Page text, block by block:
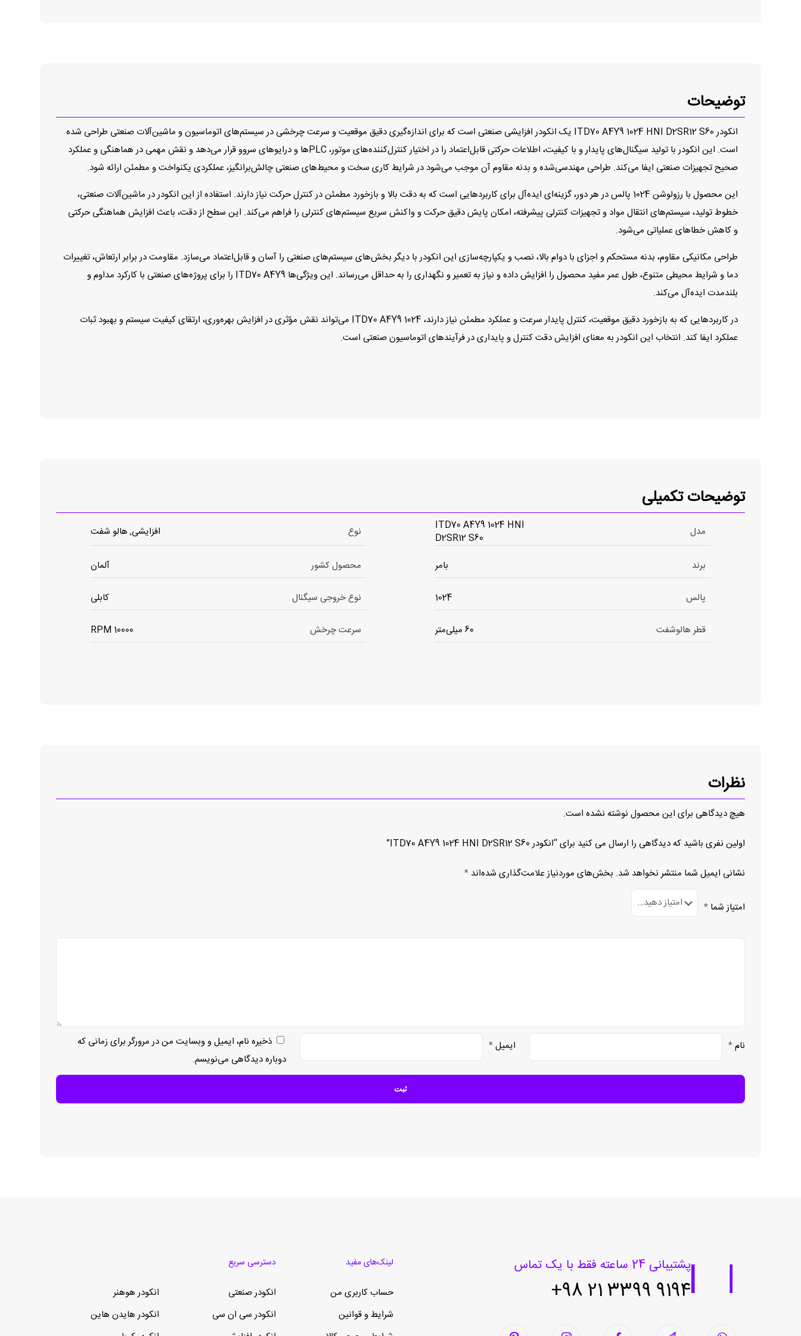
توضیحات
انکودر ITD70 A4Y9 1024 HNI D2SR12 S60 یک انکودر افزایشی صنعتی است که برای اندازه‌گیری دقیق موقعیت و سرعت چرخشی در سیستم‌های اتوماسیون و ماشین‌آلات صنعتی طراحی شده
است. این انکودر با تولید سیگنال‌های پایدار و با کیفیت، اطلاعات حرکتی قابل‌اعتماد را در اختیار کنترل‌کننده‌های موتور، PLCها و درایوهای سروو قرار می‌دهد و نقش مهمی در هماهنگی و عملکرد
صحیح تجهیزات صنعتی ایفا می‌کند. طراحی مهندسی‌شده و بدنه مقاوم آن موجب می‌شود در شرایط کاری سخت و محیط‌های صنعتی چالش‌برانگیز، عملکردی یکنواخت و مطمئن ارائه شود.
این محصول با رزولوشن 1024 پالس در هر دور، گزینه‌ای ایده‌آل برای کاربردهایی است که به دقت بالا و بازخورد مطمئن در کنترل حرکت نیاز دارند. استفاده از این انکودر در ماشین‌آلات صنعتی،
خطوط تولید، سیستم‌های انتقال مواد و تجهیزات کنترلی پیشرفته، امکان پایش دقیق حرکت و واکنش سریع سیستم‌های کنترلی را فراهم می‌کند. این سطح از دقت، باعث افزایش هماهنگی حرکتی
و کاهش خطاهای عملیاتی می‌شود.
طراحی مکانیکی مقاوم، بدنه مستحکم و اجزای با دوام بالا، نصب و یکپارچه‌سازی این انکودر با دیگر بخش‌های سیستم‌های صنعتی را آسان و قابل‌اعتماد می‌سازد. مقاومت در برابر ارتعاش، تغییرات
دما و شرایط محیطی متنوع، طول عمر مفید محصول را افزایش داده و نیاز به تعمیر و نگهداری را به حداقل می‌رساند. این ویژگی‌ها ITD70 A4Y9 را برای پروژه‌های صنعتی با کارکرد مداوم و
بلندمدت ایده‌آل می‌کند.
در کاربردهایی که به بازخورد دقیق موقعیت، کنترل پایدار سرعت و عملکرد مطمئن نیاز دارند، ITD70 A4Y9 1024 می‌تواند نقش مؤثری در افزایش بهره‌وری، ارتقای کیفیت سیستم و بهبود ثبات
عملکرد ایفا کند. انتخاب این انکودر به معنای افزایش دقت کنترل و پایداری در فرآیندهای اتوماسیون صنعتی است.
توضیحات تکمیلی
مدل
ITD70 A4Y9 1024 HNI
D2SR12 S60
نوع افزایشی, هالو شفت
برند بامر محصول کشور آلمان
پالس 1024 نوع خروجی سیگنال کابلی
قطر هالوشفت 60 میلی‌متر سرعت چرخش 10000 RPM
نظرات
هیچ دیدگاهی برای این محصول نوشته نشده است.
اولین نفری باشید که دیدگاهی را ارسال می کنید برای “انکودر ITD70 A4Y9 1024 HNI D2SR12 S60”
نشانی ایمیل شما منتشر نخواهد شد. بخش‌های موردنیاز علامت‌گذاری شده‌اند *
امتیاز شما *
نام* ایمیل*
ذخیره نام، ایمیل و وبسایت من در مرورگر برای زمانی که
دوباره دیدگاهی می‌نویسم.
پشتیبانی 24 ساعته فقط با یک تماس
9194 3399 21 98+
لینک‌های مفید
حساب کاربری من
شرایط و قوانین
دسترسی سریع
انکودر صنعتی
انکودر سی ان سی
انکودر هوهنر
انکودر هایدن هاین